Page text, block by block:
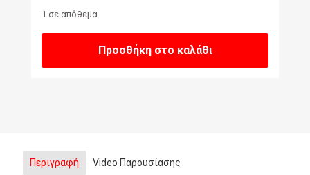
1 σε απόθεμα
Προσθήκη στο καλάθι
Περιγραφή Video Παρουσίασης